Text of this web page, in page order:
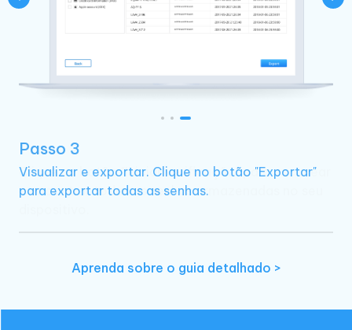
Passo 3
Visualizar e exportar. Clique no botão "Exportar"
para exportar todas as senhas.
Aprenda sobre o guia detalhado >